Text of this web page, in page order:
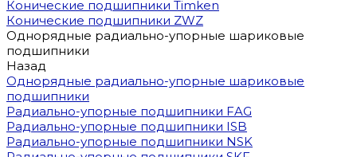
Конические подшипники Timken
Конические подшипники ZWZ
Однорядные радиально-упорные шариковые
подшипники
Назад
Однорядные радиально-упорные шариковые
подшипники
Радиально-упорные подшипники FAG
Радиально-упорные подшипники ISB
Радиально-упорные подшипники NSK